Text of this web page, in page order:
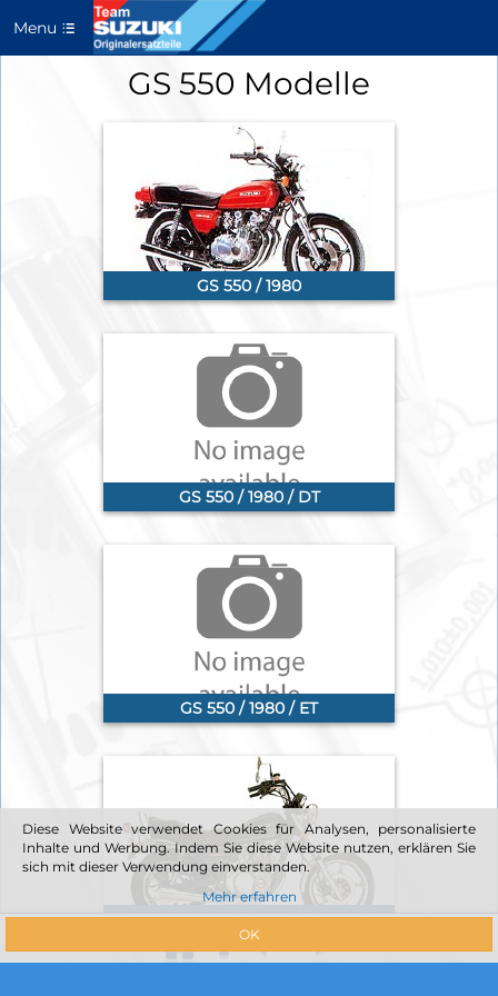
Menu
GS 550 Modelle
GS 550 / 1980
GS 550 / 1980 / DT
GS 550 / 1980 / ET
GS 550 / 1980 / L
Diese Website verwendet Cookies für Analysen, personalisierte
Inhalte und Werbung. Indem Sie diese Website nutzen, erklären Sie
sich mit dieser Verwendung einverstanden.
Mehr erfahren
OK